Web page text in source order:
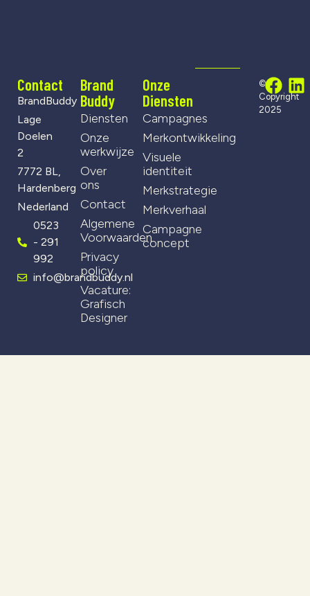
Contact
BrandBuddy
Lage
Doelen
2
7772 BL,
Hardenberg
Nederland
0523
- 291
992
info@brandbuddy.nl
Brand
Buddy
Diensten
Onze
werkwijze
Over
ons
Contact
Algemene
Voorwaarden
Privacy
policy
Vacature:
Grafisch
Designer
Onze
Diensten
Campagnes
Merkontwikkeling
Visuele
identiteit
Merkstrategie
Merkverhaal
Campagne
concept
©
Copyright
2025